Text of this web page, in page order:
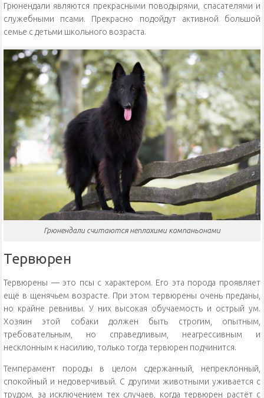
Грюнендали являются прекрасными поводырями, спасателями и
служебными псами. Прекрасно подойдут активной большой
семье с детьми школьного возраста.
Грюнендали считаются неплохими компаньонами
Тервюрен
Тервюрены — это псы с характером. Его эта порода проявляет
ещё в щенячьем возрасте. При этом тервюрены очень преданы,
но крайне ревнивы. У них высокая обучаемость и острый ум.
Хозяин этой собаки должен быть строгим, опытным,
требовательным, но справедливым, неагрессивным и
несклонным к насилию, только тогда тервюрен подчинится.
Темперамент породы в целом сдержанный, непреклонный,
спокойный и недоверчивый. С другими животными уживается с
трудом, за исключением тех случаев, когда тервюрен растёт с